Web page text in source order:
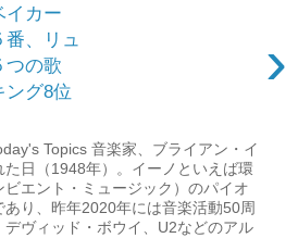
イカー
、リュ
つの歌
ング8位
›
Topics 音楽家、ブライアン・イ
た日（1948年）。イーノといえば環
ビエント・ミュージック）のパイオ
あり、昨年2020年には音楽活動50周
デヴィッド・ボウイ、U2などのアル